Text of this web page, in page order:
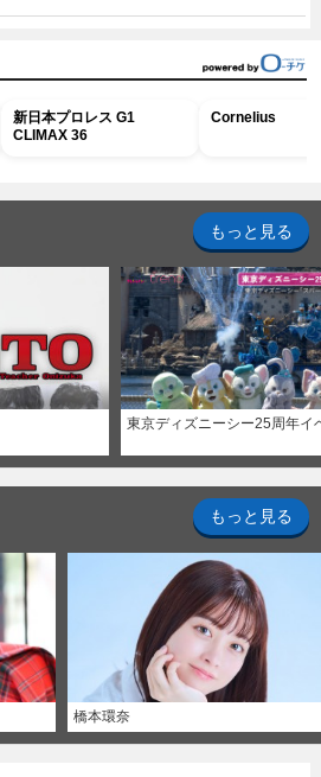
新日本プロレス G1
CLIMAX 36
Cornelius
もっと見る
東京ディズニーシー25周年イ
もっと見る
橋本環奈